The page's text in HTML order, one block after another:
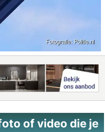
of video die je